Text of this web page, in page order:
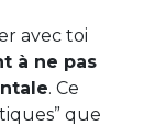
avec toi
à ne pas
. Ce
que